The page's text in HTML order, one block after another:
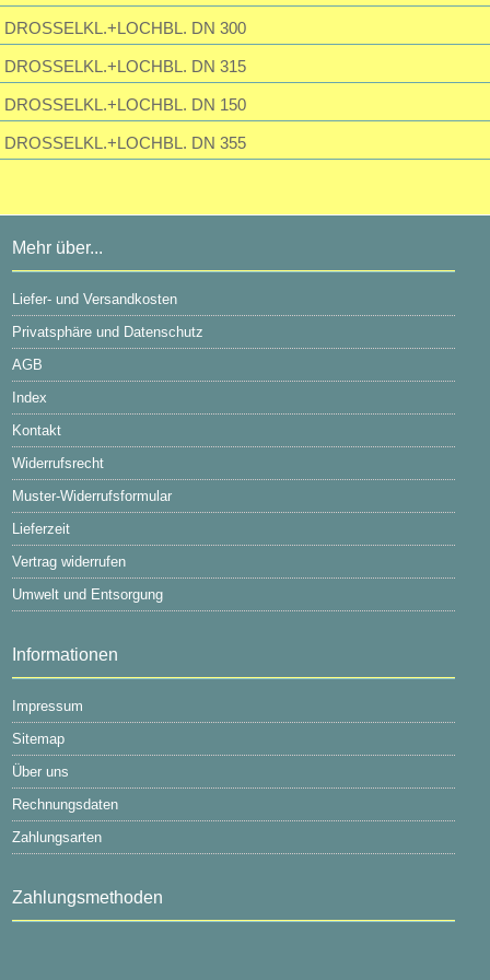
DROSSELKL.+LOCHBL. DN 300
DROSSELKL.+LOCHBL. DN 315
DROSSELKL.+LOCHBL. DN 150
DROSSELKL.+LOCHBL. DN 355
Mehr über...
Liefer- und Versandkosten
Privatsphäre und Datenschutz
AGB
Index
Kontakt
Widerrufsrecht
Muster-Widerrufsformular
Lieferzeit
Vertrag widerrufen
Umwelt und Entsorgung
Informationen
Impressum
Sitemap
Über uns
Rechnungsdaten
Zahlungsarten
Zahlungsmethoden